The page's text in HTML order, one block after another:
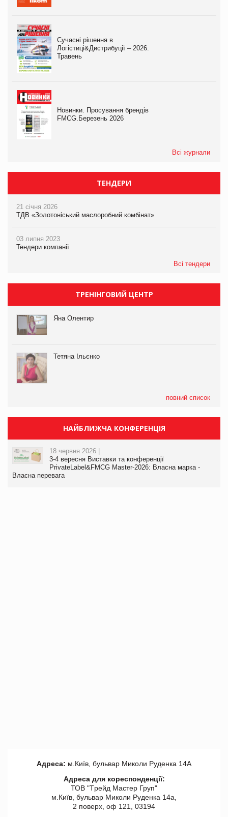
Сучасні рішення в
Логістиці&Дистрибуції – 2026.
Травень
Новинки. Просування брендів
FMCG.Березень 2026
Всі журнали
ТЕНДЕРИ
21 січня 2026
ТДВ «Золотоніський маслоробний комбінат»
03 липня 2023
Тендери компанії
Всі тендери
ТРЕНІНГОВИЙ ЦЕНТР
Яна Олентир
Тетяна Ільєнко
повний список
НАЙБЛИЖЧА КОНФЕРЕНЦІЯ
18 червня 2026 |
3-4 вересня Виставки та конференції
PrivateLabel&FMCG Master-2026: Власна марка -
Власна перевага
Адреса: м.Київ, бульвар Миколи Руденка 14А
Адреса для кореспонденції:
ТОВ "Tрейд Мастер Груп"
м.Київ, бульвар Миколи Руденка 14а,
2 поверх, оф 121, 03194